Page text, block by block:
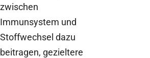
zwischen
Immunsystem und
Stoffwechsel dazu
beitragen, gezieltere